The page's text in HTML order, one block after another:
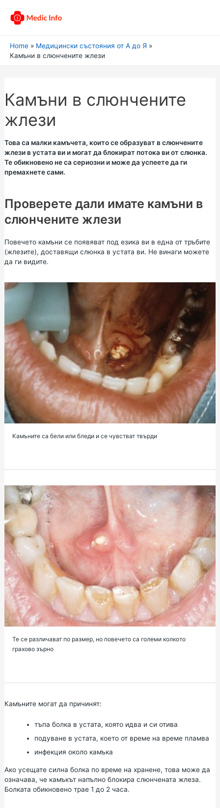
Home
Медицински състояния от А до Я
Камъни в слюнчените жлези
Камъни в слюнчените
жлези
Това са малки камъчета, които се образуват в слюнчените
жлези в устата ви и могат да блокират потока ви от слюнка.
Те обикновено не са сериозни и може да успеете да ги
премахнете сами.
Проверете дали имате камъни в
слюнчените жлези
Повечето камъни се появяват под езика ви в една от тръбите
(жлезите), доставящи слюнка в устата ви. Не винаги можете
да ги видите.
Камъните са бели или бледи и се чувстват твърди
Те се различават по размер, но повечето са големи колкото
грахово зърно
Камъните могат да причинят:
тъпа болка в устата, която идва и си отива
подуване в устата, което от време на време пламва
инфекция около камъка
Ако усещате силна болка по време на хранене, това може да
означава, че камъкът напълно блокира слюнчената жлеза.
Болката обикновено трае 1 до 2 часа.